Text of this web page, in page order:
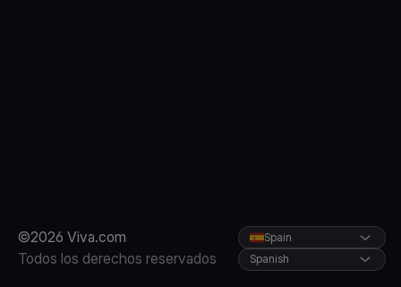
©2026 Viva.com
Todos los derechos reservados
Spain
Spanish